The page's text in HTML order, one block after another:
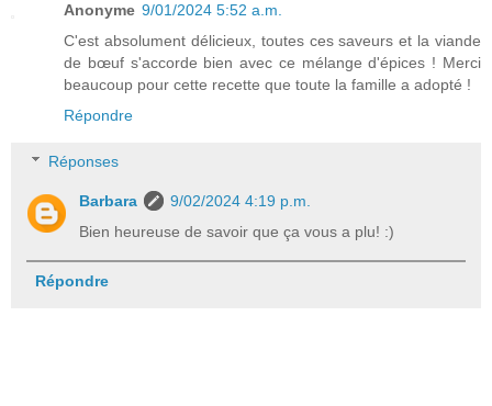
Anonyme 9/01/2024 5:52 a.m.
C'est absolument délicieux, toutes ces saveurs et la viande
de bœuf s'accorde bien avec ce mélange d'épices ! Merci
beaucoup pour cette recette que toute la famille a adopté !
Répondre
Réponses
Barbara
9/02/2024 4:19 p.m.
Bien heureuse de savoir que ça vous a plu! :)
Répondre